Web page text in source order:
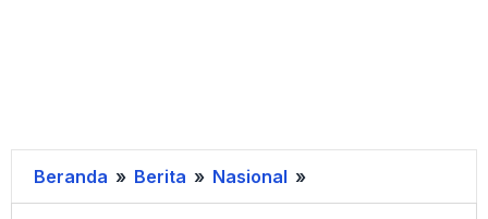
Beranda » Berita » Nasional »
Konsolidasi